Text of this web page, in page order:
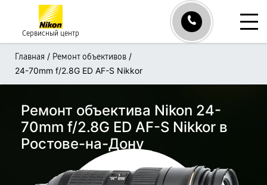
Сервисный центр
Главная / Ремонт объективов /
24-70mm f/2.8G ED AF-S Nikkor
Ремонт объектива Nikon 24-
70mm f/2.8G ED AF-S Nikkor в
Ростове-на-Дону